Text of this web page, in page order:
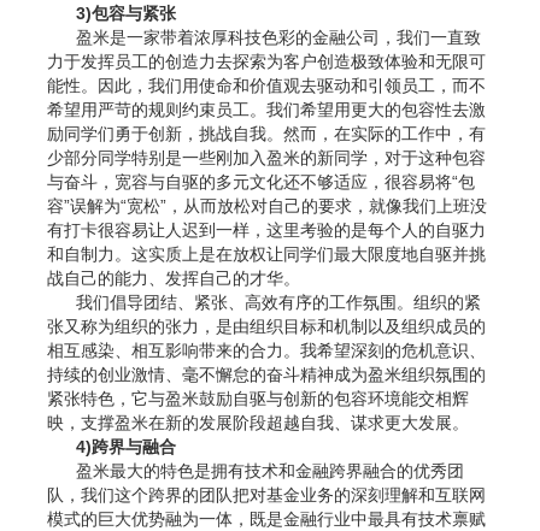
3)包容与紧张
盈米是一家带着浓厚科技色彩的金融公司，我们一直致
力于发挥员工的创造力去探索为客户创造极致体验和无限可
能性。因此，我们用使命和价值观去驱动和引领员工，而不
希望用严苛的规则约束员工。我们希望用更大的包容性去激
励同学们勇于创新，挑战自我。然而，在实际的工作中，有
少部分同学特别是一些刚加入盈米的新同学，对于这种包容
与奋斗，宽容与自驱的多元文化还不够适应，很容易将“包
容”误解为“宽松”，从而放松对自己的要求，就像我们上班没
有打卡很容易让人迟到一样，这里考验的是每个人的自驱力
和自制力。这实质上是在放权让同学们最大限度地自驱并挑
战自己的能力、发挥自己的才华。
我们倡导团结、紧张、高效有序的工作氛围。组织的紧
张又称为组织的张力，是由组织目标和机制以及组织成员的
相互感染、相互影响带来的合力。我希望深刻的危机意识、
持续的创业激情、毫不懈怠的奋斗精神成为盈米组织氛围的
紧张特色，它与盈米鼓励自驱与创新的包容环境能交相辉
映，支撑盈米在新的发展阶段超越自我、谋求更大发展。
4)跨界与融合
盈米最大的特色是拥有技术和金融跨界融合的优秀团
队，我们这个跨界的团队把对基金业务的深刻理解和互联网
模式的巨大优势融为一体，既是金融行业中最具有技术禀赋